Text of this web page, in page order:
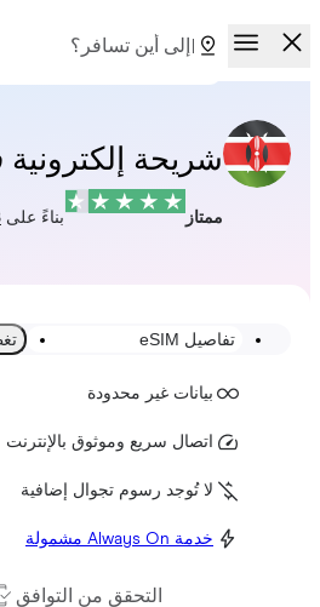
شريحة إلكترونية في
بناءً على105,198
تفاصيل eSIM تغطية
بيانات غير محدودة
اتصال سريع وموثوق بالإنترنت
لا تُوجد رسوم تجوال إضافية
خدمة Always On مشمولة
التحقق من التوافق